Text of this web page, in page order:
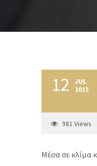
12 JUL
2015
981 Views
Μέσα σε κλίμα